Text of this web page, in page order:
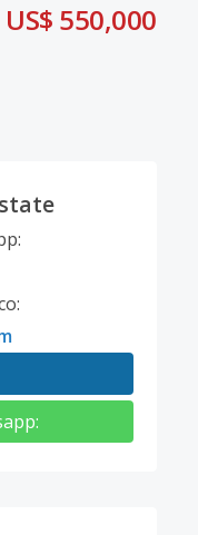
US$ 550,000
:
:
: